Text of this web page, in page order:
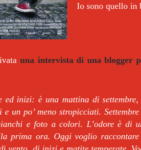
Io sono quello in
una intervista di una blogger
ed inizi: è una mattina di
un po’ meno stropicciati.
e foto a colori. L’odore è di
prima ora. Oggi voglio